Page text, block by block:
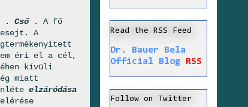
. Cső . A fő
A
éri el a cél,
kívüli
miatt
elzáródása
Read the RSS Feed
Dr. Bauer Bela
Official Blog
RSS
Follow on Twitter